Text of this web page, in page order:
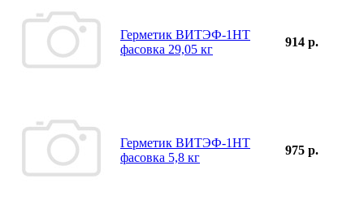
Герметик ВИТЭФ-1НТ
фасовка 29,05 кг
914 р.
Герметик ВИТЭФ-1НТ
фасовка 5,8 кг
975 р.